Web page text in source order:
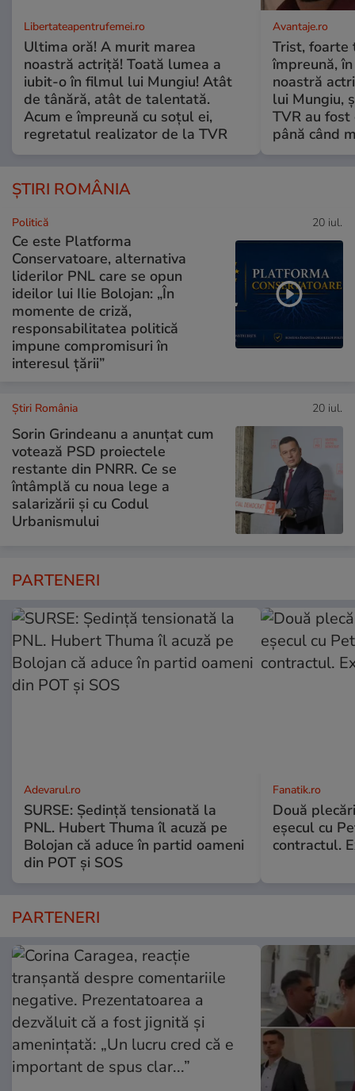
Libertateapentrufemei.ro
Ultima oră! A murit marea
noastră actriță! Toată lumea a
iubit-o în filmul lui Mungiu! Atât
de tânără, atât de talentată.
Acum e împreună cu soțul ei,
regretatul realizator de la TVR
Avantaje.ro
Trist, foarte
împreună,
noastră
lui Mungiu,
TVR au
până când
ȘTIRI ROMÂNIA
Politică 20 iul.
Ce este Platforma
Conservatoare, alternativa
liderilor PNL care se opun
ideilor lui Ilie Bolojan: „În
momente de criză,
responsabilitatea politică
impune compromisuri în
interesul țării”
Știri România 20 iul.
Sorin Grindeanu a anunțat cum
votează PSD proiectele
restante din PNRR. Ce se
întâmplă cu noua lege a
salarizării și cu Codul
Urbanismului
PARTENERI
Adevarul.ro
SURSE: Ședință tensionată la
PNL. Hubert Thuma îl acuză pe
Bolojan că aduce în partid oameni
din POT și SOS
Fanatik.ro
Două
eșecul cu
contractul.
PARTENERI